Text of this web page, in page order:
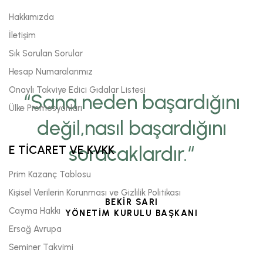
“Sana neden başardığını
değil,nasıl başardığını
soracaklardır.“
BEKİR SARI
YÖNETİM KURULU BAŞKANI
Hakkımızda
İletişim
Sık Sorulan Sorular
Hesap Numaralarımız
Onaylı Takviye Edici Gıdalar Listesi
Ülke Promosyonları
E TİCARET VE KVKK
Prim Kazanç Tablosu
Kişisel Verilerin Korunması ve Gizlilik Politikası
Cayma Hakkı
Ersağ Avrupa
Seminer Takvimi